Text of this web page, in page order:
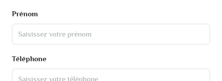
Prénom
Téléphone